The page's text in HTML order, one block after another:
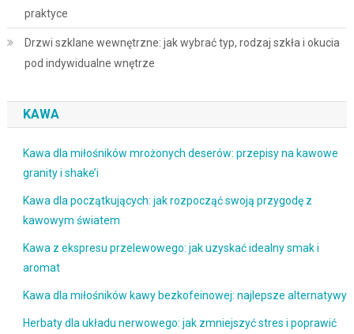
praktyce
Drzwi szklane wewnętrzne: jak wybrać typ, rodzaj szkła i okucia
pod indywidualne wnętrze
KAWA
Kawa dla miłośników mrożonych deserów: przepisy na kawowe
granity i shake’i
Kawa dla początkujących: jak rozpocząć swoją przygodę z
kawowym światem
Kawa z ekspresu przelewowego: jak uzyskać idealny smak i
aromat
Kawa dla miłośników kawy bezkofeinowej: najlepsze alternatywy
Herbaty dla układu nerwowego: jak zmniejszyć stres i poprawić